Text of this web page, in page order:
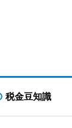
税金豆知識